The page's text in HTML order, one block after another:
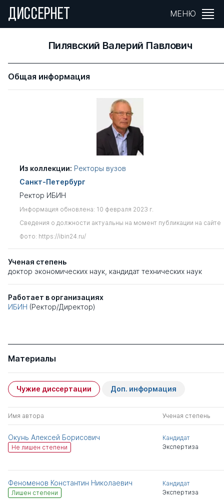
ДИССЕРНЕТ МЕНЮ
Пилявский Валерий Павлович
Общая информация
Из коллекции: Ректоры вузов
Санкт-Петербург
Ректор ИБИН
Информация обновлена: 10 февраля 2023 г.
Сведения о должности актуальны на момент публикации на сайте
Фото: https://ibin24.ru/
Ученая степень
доктор экономических наук кандидат технических наук
Работает в организациях
ИБИН (Ректор/Директор)
Материалы
Чужие диссертации Доп. информация
Имя автора Ученая степень
Окунь Алексей Борисович
Не лишен степени
Кандидат
Экспертиза
Феноменов Константин Николаевич
Лишен степени
Кандидат
Экспертиза